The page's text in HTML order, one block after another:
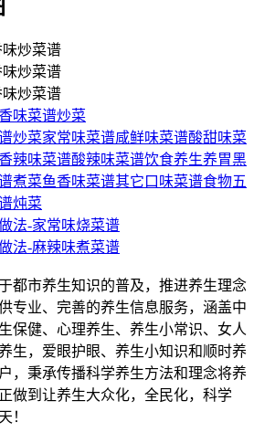
味菜谱炒菜
炒菜家常味菜谱咸鲜味菜谱酸甜味菜
香辣味菜谱酸辣味菜谱饮食养生养胃黑
煮菜鱼香味菜谱其它口味菜谱食物五
炖菜
法-家常味烧菜谱
法-麻辣味煮菜谱
都市养生知识的普及，推进养生理念
专业、完善的养生信息服务，涵盖中
保健、心理养生、养生小常识、女人
生，爱眼护眼、养生小知识和顺时养
，秉承传播科学养生方法和理念将养
做到让养生大众化，全民化，科学
！